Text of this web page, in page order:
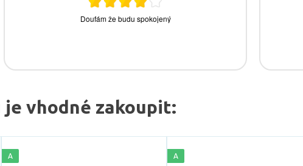
vhodné zakoupit:
A A